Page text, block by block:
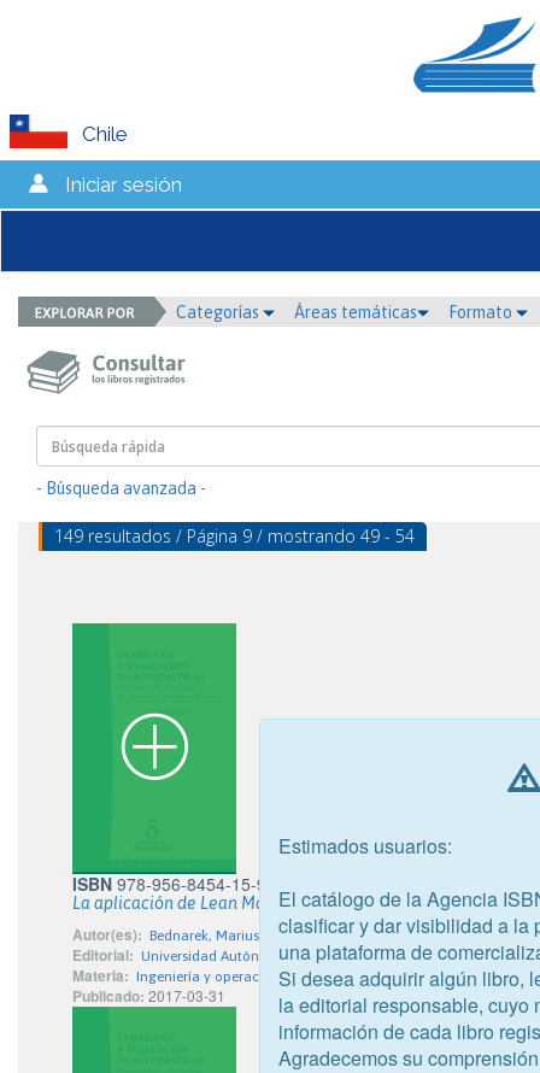
Chile
Iniciar sesión
Categorías Áreas temáticas Formato
- Búsqueda avanzada -
149 resultados / Página 9 / mostrando 49 - 54
ISBN 978-956-8454-15-9
La aplicación de Lean Manufacturing: casos de Polonia,
Autor(es): Bednarek, Mariusz; Santana Villagra, José Miguel
Editorial: Universidad Autónoma de Chile
Materia: Ingeniería y operaciones afines
Publicado: 2017-03-31
Estimados usuarios:
El catálogo de la Agencia
clasificar y dar visibilidad a la
una plataforma de
Si desea adquirir algún libro,
la editorial responsable, cuyo
información de cada libro
Agradecemos su